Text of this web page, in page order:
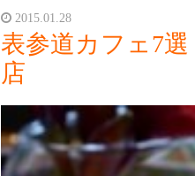
2015.01.28
表参道カフェ7
店